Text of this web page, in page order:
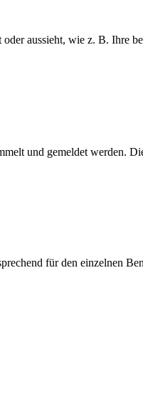
aussieht, wie z. B. Ihre
und gemeldet werden.
für den einzelnen